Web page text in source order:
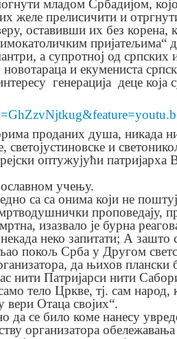
младом Србадијом,
желе прелисичити и
оставивши их без корена,
пријатељима“
а супротној од српских
и екумениста
генерација деце која
проданих душа, никада
светојустиновске и
оптужујући патријарха
учењу.
са са онима који не
проповедају,
изазвало је бурна
неко запитати; А зашто
покољ Срба у Другом
да њихов плански
нити Патријарси нити
тело Цркве, тј. сам народ,
Отаца својих“.
се било коме нанесу
организатора